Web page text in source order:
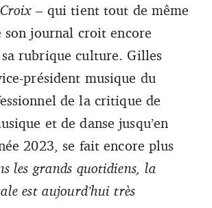
– qui tient tout de même
journal croit encore
rubrique culture. Gilles
président musique du
de la critique de
et de danse jusqu’en
2023, se fait encore plus
les grands quotidiens, la
est aujourd’hui très